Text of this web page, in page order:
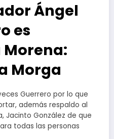
Ángel
es
Morga
Guerrero por lo que
además respaldo al
Jacinto González de que
todas las personas